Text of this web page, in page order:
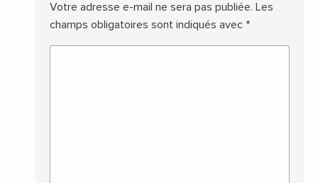
Votre adresse e-mail ne sera pas publiée. Les
champs obligatoires sont indiqués avec *